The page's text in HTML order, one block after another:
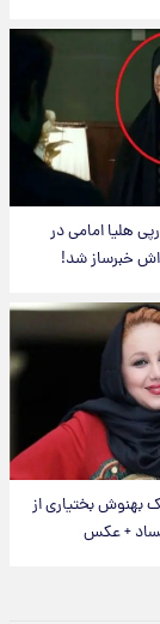
هلیا امامی در
خبرساز شد!
بهنوش بختیاری از
+ عکس